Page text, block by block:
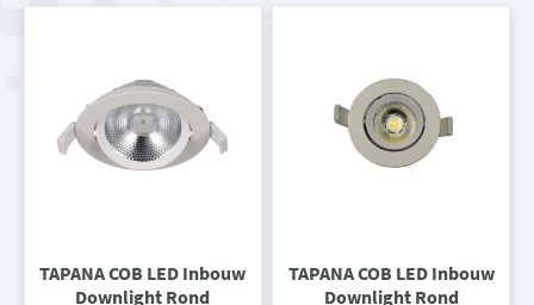
TAPANA COB LED Inbouw
Downlight Rond
TAPANA COB LED Inbouw
Downlight Rond